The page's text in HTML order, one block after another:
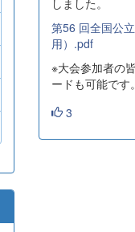
しました。
第56 回全国公
用）.pdf
※大会参加者の
ードも可能です。
3